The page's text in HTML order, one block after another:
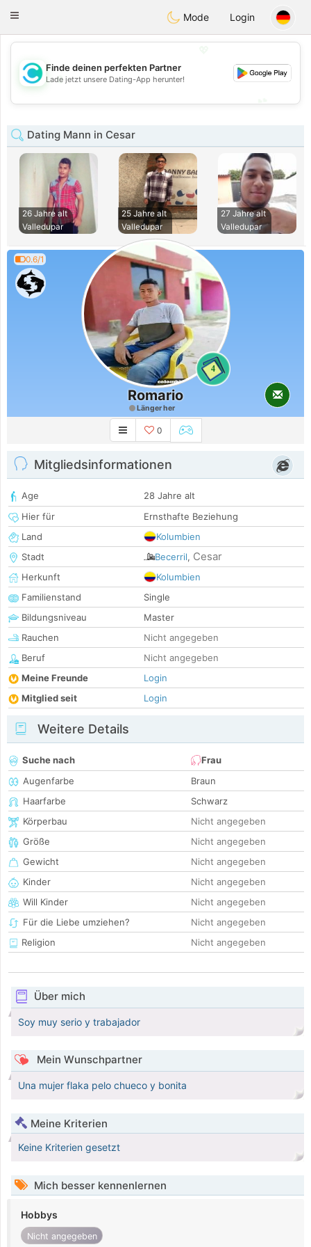
olombiaCitas
Toggle
Mode Login
💖
💕
Finde deinen perfekten Partner
Lade jetzt unsere Dating-App herunter!
Dating Mann in Cesar
26 Jahre alt
Valledupar
25 Jahre alt
Valledupar
27 Jahre alt
Valledupar
0.6/1
4
Romario
Länger her
0
Mitgliedsinformationen
Age
28 Jahre alt
Hier für
Ernsthafte Beziehung
Land
Kolumbien
Stadt
Becerril, Cesar
Herkunft
Kolumbien
Familienstand
Single
Bildungsniveau
Master
Rauchen
Nicht angegeben
Beruf
Nicht angegeben
Meine Freunde
Login
Mitglied seit
Login
Weitere Details
Suche nach
Frau
Augenfarbe
Braun
Haarfarbe
Schwarz
Körperbau
Nicht angegeben
Größe
Nicht angegeben
Gewicht
Nicht angegeben
Kinder
Nicht angegeben
Will Kinder
Nicht angegeben
Für die Liebe umziehen?
Nicht angegeben
Religion
Nicht angegeben
Über mich
Soy muy serio y trabajador
Mein Wunschpartner
Una mujer flaka pelo chueco y bonita
Meine Kriterien
Keine Kriterien gesetzt
Mich besser kennenlernen
Hobbys
Nicht angegeben